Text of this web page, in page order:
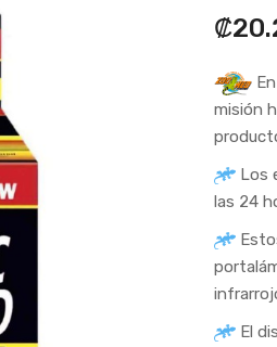
misión
Los
las 24
El